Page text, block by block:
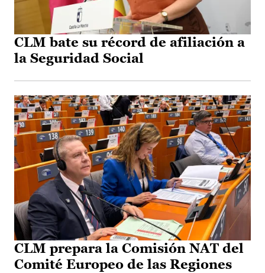
CLM bate su récord de afiliación a
la Seguridad Social
CLM prepara la Comisión NAT del
Comité Europeo de las Regiones